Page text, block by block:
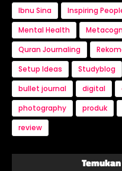
Ibnu Sina
Inspiring
Mental Health
Quran Journaling
Setup Ideas
Studyblog
bullet journal
digital
photography
produk
review